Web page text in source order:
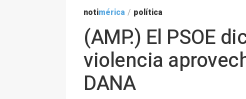
notimérica / política
(AMP.) El PSOE
violencia
DANA